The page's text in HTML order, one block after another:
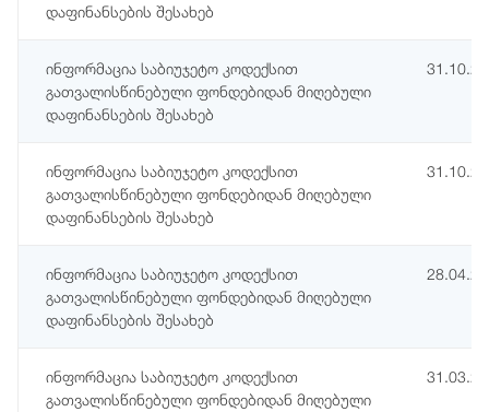
დაფინანსების შესახებ
ინფორმაცია საბიუჯეტო კოდექსით
გათვალისწინებული ფონდებიდან მიღებული
დაფინანსების შესახებ
ინფორმაცია საბიუჯეტო კოდექსით
გათვალისწინებული ფონდებიდან მიღებული
დაფინანსების შესახებ
ინფორმაცია საბიუჯეტო კოდექსით
გათვალისწინებული ფონდებიდან მიღებული
დაფინანსების შესახებ
ინფორმაცია საბიუჯეტო კოდექსით
გათვალისწინებული ფონდებიდან მიღებული